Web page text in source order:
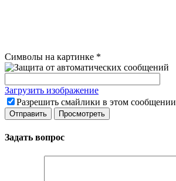
Символы на картинке *
Загрузить изображение
Разрешить смайлики в этом сообщении
Задать вопрос